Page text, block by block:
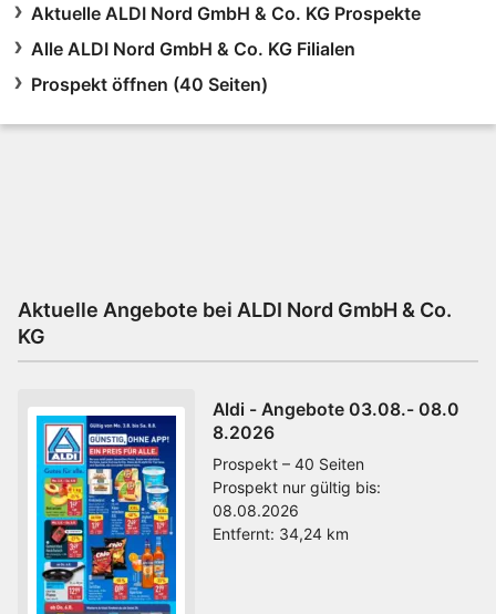
Aktuelle ALDI Nord GmbH & Co. KG Prospekte
Alle ALDI Nord GmbH & Co. KG Filialen
Prospekt öffnen (40 Seiten)
Aktuelle Angebote bei ALDI Nord GmbH & Co.
KG
Aldi - Angebote 03.08.- 08.0
8.2026
Prospekt – 40 Seiten
Prospekt nur gültig bis:
08.08.2026
Entfernt: 34,24 km